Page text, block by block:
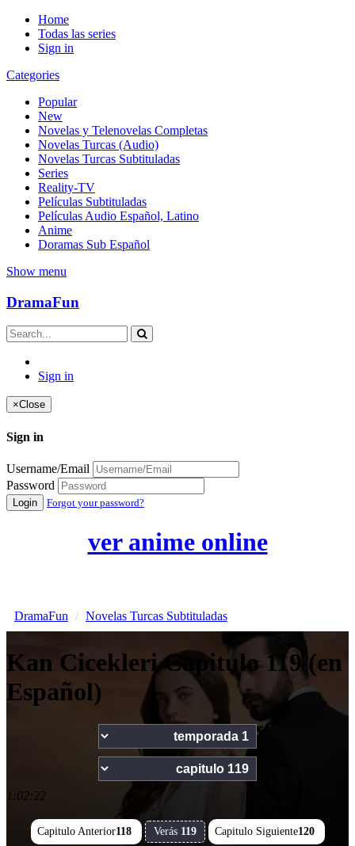
Home
Todas las series
Sign in
Categories
Popular
New
Novelas y Telenovelas Completas
Novelas Turcas (Audio)
Novelas Turcas Subtituladas
Series
Reality-TV
Películas Subtituladas
Películas Audio Español, Latino
Anime
Doramas Sub Español
Show menu
DramaFun
Sign in
×Close
Sign in
Username/Email
Password
Login Forgot your password?
ver anime online
DramaFun Novelas Turcas Subtituladas
Kan Cicekleri Capitulo 119 (en
Español)
1:02:22
Capitulo Anterior118 Verás 119 Capitulo Siguiente120